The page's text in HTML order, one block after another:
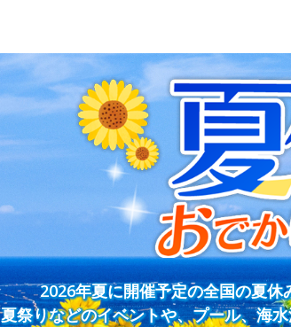
2026年夏に開催予定の全国の夏
夏祭りなどのイベントや、プール、海